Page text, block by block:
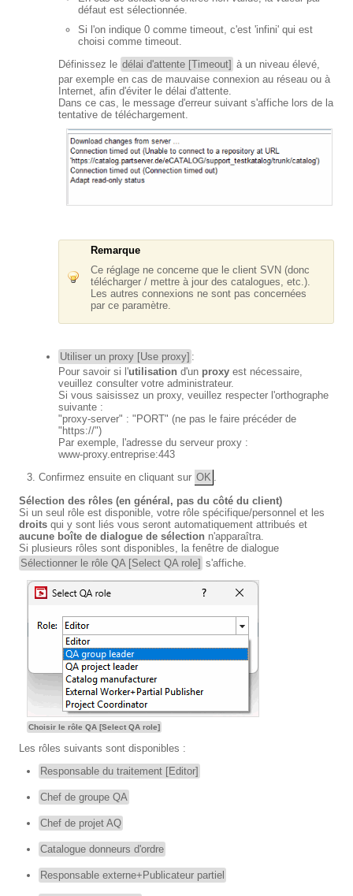
défaut est sélectionnée.
Si l'on indique 0 comme timeout, c'est 'infini' qui est
choisi comme timeout.
Définissez le délai d'attente [Timeout] à un niveau élevé,
par exemple en cas de mauvaise connexion au réseau ou à
Internet, afin d'éviter le délai d'attente.
Dans ce cas, le message d'erreur suivant s'affiche lors de la
tentative de téléchargement.
Remarque
Ce réglage ne concerne que le client SVN (donc
télécharger / mettre à jour des catalogues, etc.).
Les autres connexions ne sont pas concernées
par ce paramètre.
Utiliser un proxy [Use proxy] :
Pour savoir si l'utilisation d'un proxy est nécessaire,
veuillez consulter votre administrateur.
Si vous saisissez un proxy, veuillez respecter l'orthographe
suivante :
"proxy-server" : "PORT" (ne pas le faire précéder de
"https://")
Par exemple, l'adresse du serveur proxy :
www-proxy.entreprise:443
Confirmez ensuite en cliquant sur OK
Sélection des rôles (en général, pas du côté du client)
Si un seul rôle est disponible, votre rôle spécifique/personnel et les
droits qui y sont liés vous seront automatiquement attribués et
aucune boîte de dialogue de sélection n'apparaîtra.
Si plusieurs rôles sont disponibles, la fenêtre de dialogue
Sélectionner le rôle QA [Select QA role] s'affiche.
Choisir le rôle QA [Select QA role]
Les rôles suivants sont disponibles :
Responsable du traitement [Editor]
Chef de groupe QA
Chef de projet AQ
Catalogue donneurs d'ordre
Responsable externe+Publicateur partiel